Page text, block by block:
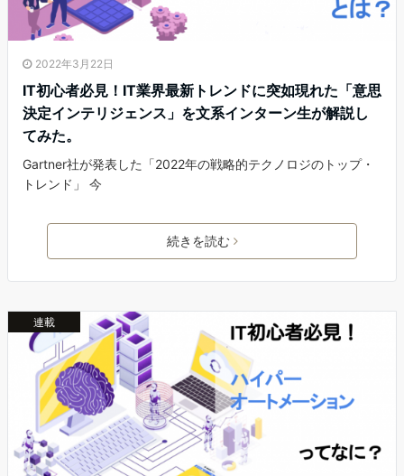
2022年3月22日
IT初心者必見！IT業界最新トレンドに突如現れた「意思
決定インテリジェンス」を文系インターン生が解説し
てみた。
Gartner社が発表した「2022年の戦略的テクノロジのトップ・
トレンド」 今
続きを読む
連載